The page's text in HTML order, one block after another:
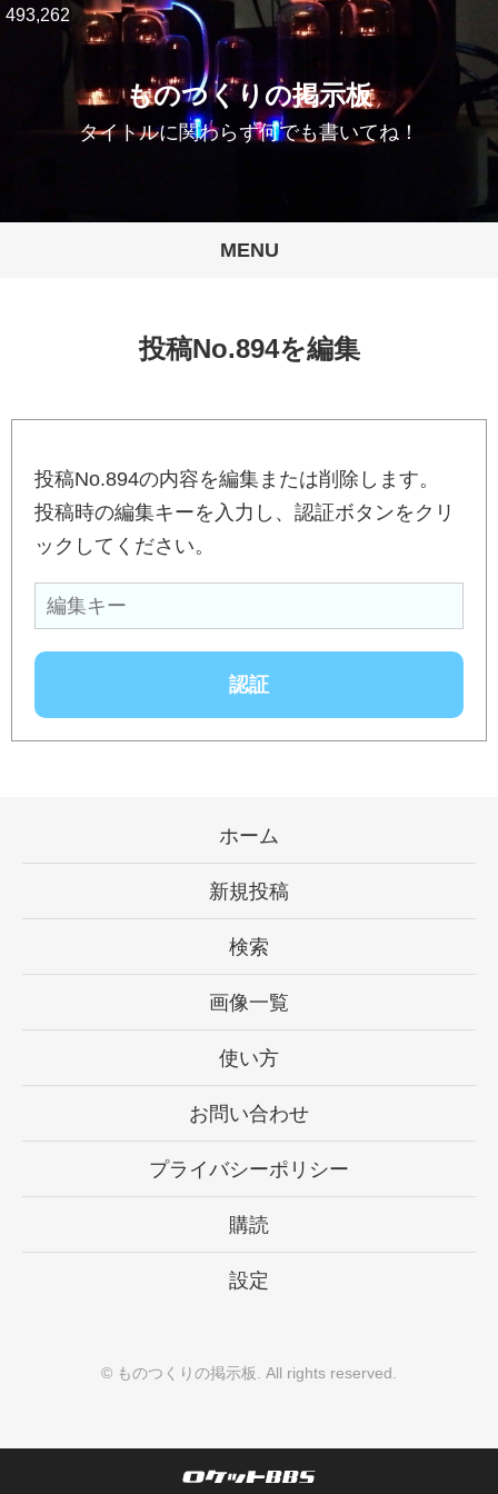
ものつくりの掲示板
タイトルに関わらず何でも書いてね！
MENU
493,262
投稿No.894を編集
投稿No.894の内容を編集または削除します。
投稿時の編集キーを入力し、認証ボタンをクリ
ックしてください。
ホーム
新規投稿
検索
画像一覧
使い方
お問い合わせ
プライバシーポリシー
購読
設定
© ものつくりの掲示板 . All rights reserved.